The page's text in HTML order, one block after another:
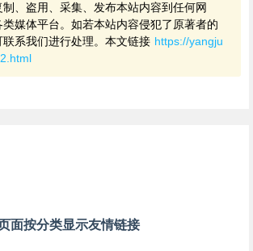
、盗用、采集、发布本站内容到任何网
媒体平台。如若本站内容侵犯了原著者的
系我们进行处理。本文链接 https://yangju
面按分类显示友情链接